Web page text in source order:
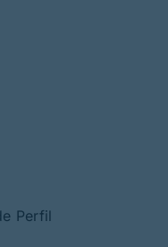
Perfil